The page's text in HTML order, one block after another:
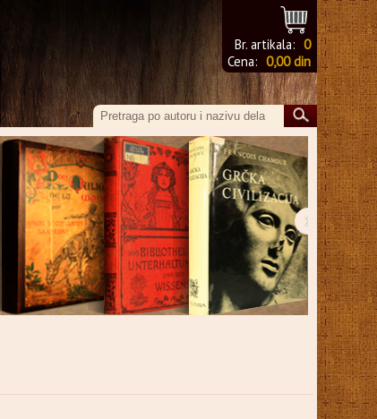
Br. artikala: 0
Cena: 0,00 din
›